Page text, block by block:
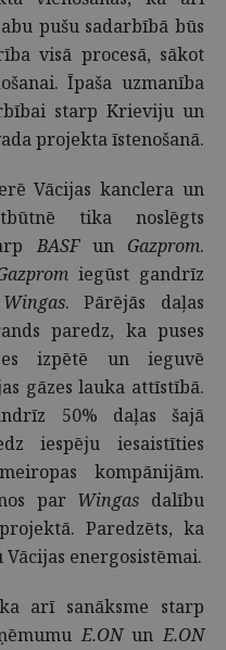
pušu sadarbībā būs
visā procesā, sākot
Īpaša uzmanība
starp Krieviju un
projekta īstenošanā.
Vācijas kanclera un
tika noslēgts
BASFun Gazprom.
iegūst gandrīz
Wingas. Pārējās daļas
paredz, ka puses
izpētē un ieguvē
gāzes lauka attīstībā.
50% daļas šajā
iespēju iesaistīties
kompānijām.
par Wingas dalību
Paredzēts, ka
energosistēmai.
arī sanāksme starp
E.ONunE.ON